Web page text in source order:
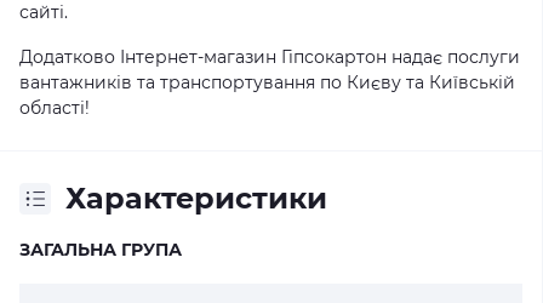
сайті.
Додатково Інтернет-магазин Гіпсокартон надає послуги
вантажників та транспортування по Києву та Київській
області!
Характеристики
ЗАГАЛЬНА ГРУПА